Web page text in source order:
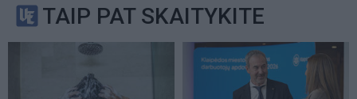
TAIP PAT SKAITYKITE